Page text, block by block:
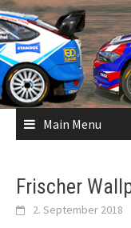
Skip
to
content
Main Menu
Frischer
2. September 2018